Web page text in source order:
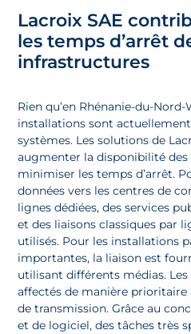
Lacroix SAE
les temps d’arrêt
infrastructures
Rien qu’en Rhénanie-du-
installations sont
systèmes. Les solutions de
augmenter la disponibilité
minimiser les temps d’arrêt.
données vers les centres de
lignes dédiées, des services
et des liaisons classiques par
utilisés. Pour les installations
importantes, la liaison est
utilisant différents médias.
affectés de manière
de transmission. Grâce au
et de logiciel, des tâches très